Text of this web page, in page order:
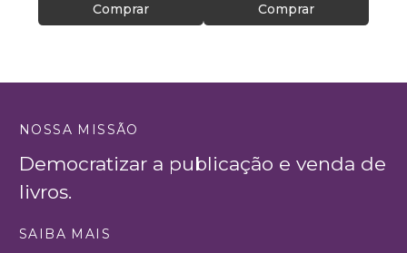
Comprar Comprar
NOSSA MISSÃO
Democratizar a publicação e venda de
livros.
SAIBA MAIS